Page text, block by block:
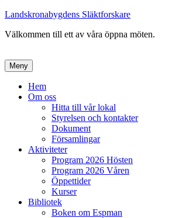
Landskronabygdens Släktforskare
Välkommen till ett av våra öppna möten.
Meny
Primär
meny
Hem
Om oss
Hitta till vår lokal
Styrelsen och kontakter
Dokument
Församlingar
Aktiviteter
Program 2026 Hösten
Program 2026 Våren
Öppettider
Kurser
Bibliotek
Boken om Espman